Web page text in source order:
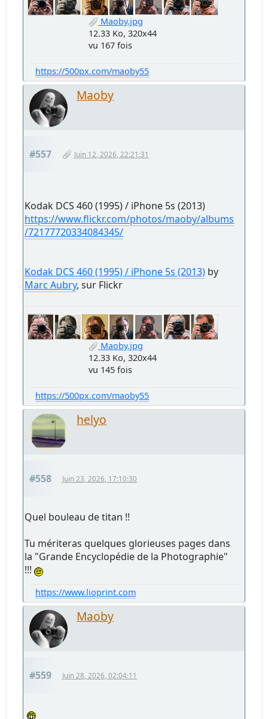
Maoby.jpg
12.33 Ko, 320x44
vu 167 fois
https://500px.com/maoby55
Maoby
#557 Juin 12, 2026, 22:21:31
Kodak DCS 460 (1995) / iPhone 5s (2013)
https://www.flickr.com/photos/maoby/albums
/72177720334084345/
Kodak DCS 460 (1995) / iPhone 5s (2013) by
Marc Aubry, sur Flickr
Maoby.jpg
12.33 Ko, 320x44
vu 145 fois
https://500px.com/maoby55
helyo
#558 Juin 23, 2026, 17:10:30
Quel bouleau de titan !!
Tu mériteras quelques glorieuses pages dans
la "Grande Encyclopédie de la Photographie"
!!!
https://www.lioprint.com
Maoby
#559 Juin 28, 2026, 02:04:11